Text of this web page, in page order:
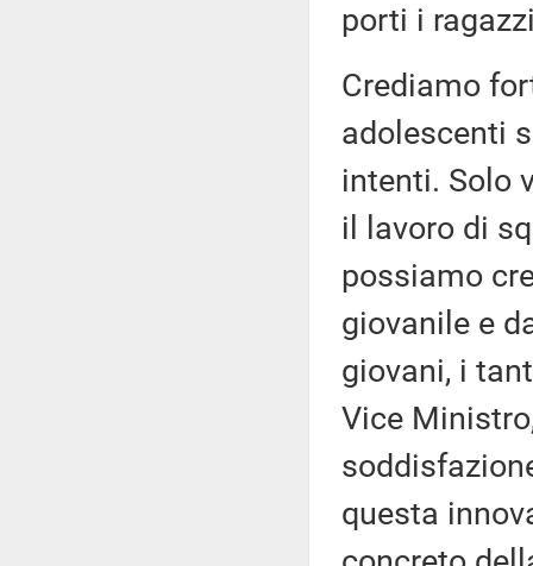
porti i
Crediamo
adolescenti
intenti. Solo
il lavoro di
possiamo
giovanile e
giovani, i
Vice
questa